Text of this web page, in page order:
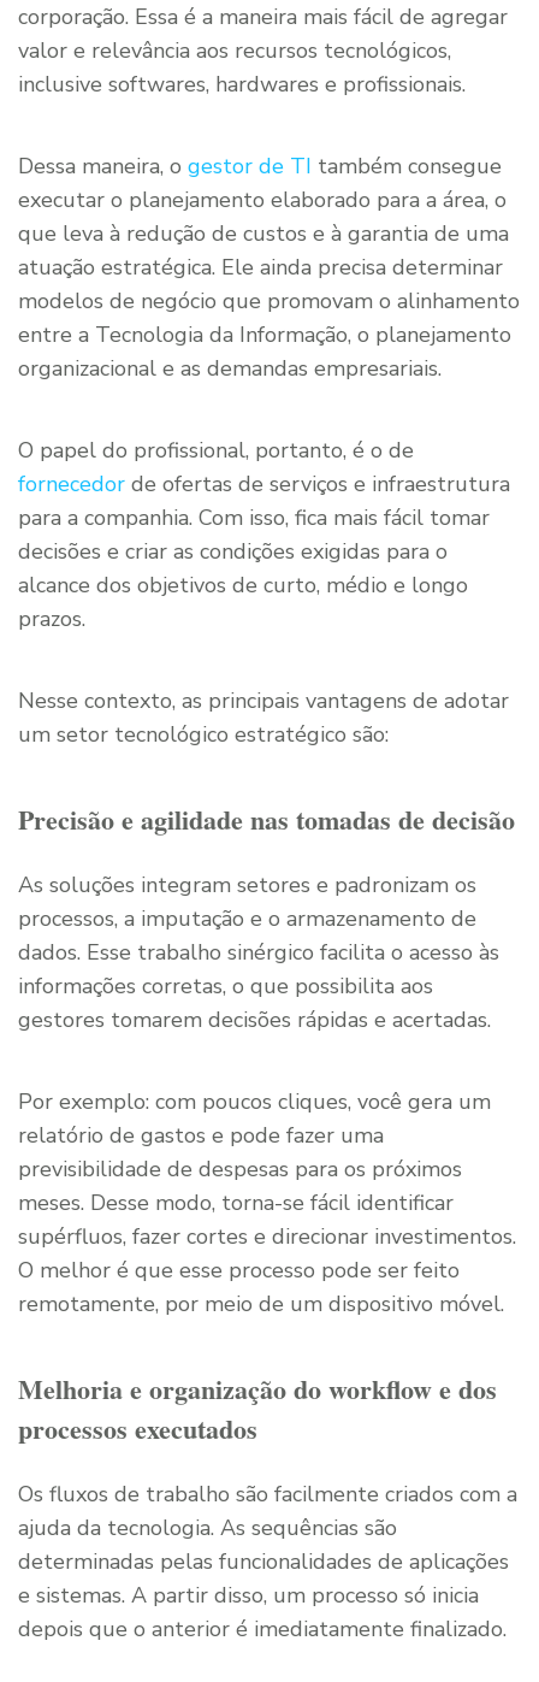
corporação. Essa é a maneira mais fácil de agregar
valor e relevância aos recursos tecnológicos,
inclusive softwares, hardwares e profissionais.
Dessa maneira, o gestor de TI também consegue
executar o planejamento elaborado para a área, o
que leva à redução de custos e à garantia de uma
atuação estratégica. Ele ainda precisa determinar
modelos de negócio que promovam o alinhamento
entre a Tecnologia da Informação, o planejamento
organizacional e as demandas empresariais.
O papel do profissional, portanto, é o de
fornecedor de ofertas de serviços e infraestrutura
para a companhia. Com isso, fica mais fácil tomar
decisões e criar as condições exigidas para o
alcance dos objetivos de curto, médio e longo
prazos.
Nesse contexto, as principais vantagens de adotar
um setor tecnológico estratégico são:
Precisão e agilidade nas tomadas de decisão
As soluções integram setores e padronizam os
processos, a imputação e o armazenamento de
dados. Esse trabalho sinérgico facilita o acesso às
informações corretas, o que possibilita aos
gestores tomarem decisões rápidas e acertadas.
Por exemplo: com poucos cliques, você gera um
relatório de gastos e pode fazer uma
previsibilidade de despesas para os próximos
meses. Desse modo, torna-se fácil identificar
supérfluos, fazer cortes e direcionar investimentos.
O melhor é que esse processo pode ser feito
remotamente, por meio de um dispositivo móvel.
Melhoria e organização do workflow e dos
processos executados
Os fluxos de trabalho são facilmente criados com a
ajuda da tecnologia. As sequências são
determinadas pelas funcionalidades de aplicações
e sistemas. A partir disso, um processo só inicia
depois que o anterior é imediatamente finalizado.